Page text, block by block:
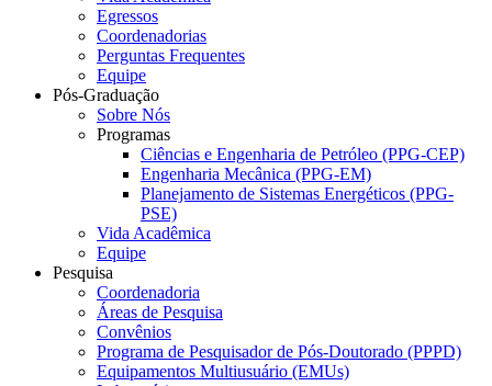
Egressos
Coordenadorias
Perguntas Frequentes
Equipe
Pós-Graduação
Sobre Nós
Programas
Ciências e Engenharia de Petróleo (PPG-CEP)
Engenharia Mecânica (PPG-EM)
Planejamento de Sistemas Energéticos (PPG-
PSE)
Vida Acadêmica
Equipe
Pesquisa
Coordenadoria
Áreas de Pesquisa
Convênios
Programa de Pesquisador de Pós-Doutorado (PPPD)
Equipamentos Multiusuário (EMUs)